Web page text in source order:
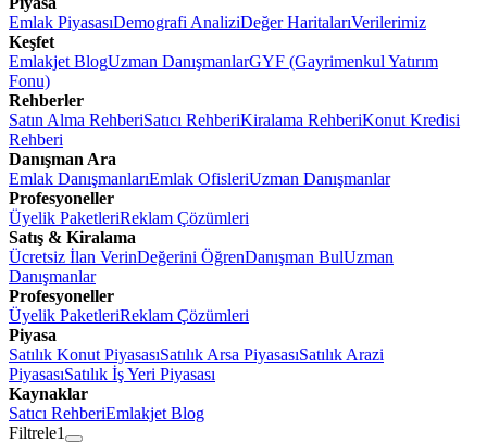
Emlak PiyasasıDemografi AnaliziDeğer HaritalarıVerilerimiz
Keşfet
Emlakjet BlogUzman DanışmanlarGYF (Gayrimenkul Yatırım
Fonu)
Rehberler
Satın Alma RehberiSatıcı RehberiKiralama RehberiKonut Kredisi
Rehberi
Danışman Ara
Emlak DanışmanlarıEmlak OfisleriUzman Danışmanlar
Profesyoneller
Üyelik PaketleriReklam Çözümleri
Satış & Kiralama
Ücretsiz İlan VerinDeğerini ÖğrenDanışman BulUzman
Danışmanlar
Profesyoneller
Üyelik PaketleriReklam Çözümleri
Piyasa
Satılık Konut PiyasasıSatılık Arsa PiyasasıSatılık Arazi
PiyasasıSatılık İş Yeri Piyasası
Kaynaklar
Satıcı RehberiEmlakjet Blog
Filtrele1